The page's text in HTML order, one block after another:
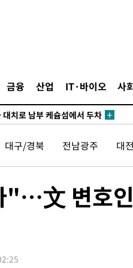
금융 산업 IT·바이오 사
폭발.. 14명 부상, 3명은 중
치로 남부 케슘섬에서 두차
령 서명
스닥 0.06%↓
염중대경보'
치로 남부 케슘섬에서 두차
품 15% 관세, 120일 후
닥 0.06%↓
대구/경북 전남광주 대
文 변호인